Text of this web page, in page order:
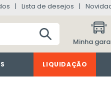
Lista de desejos
Minha
LIQUIDAÇÃO